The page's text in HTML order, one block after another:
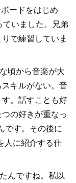
ードをはじめ
いました。兄弟
で練習していま
頃から音楽が大
キルがない。音
。話すことも好
の好きが重なっ
です。その後に
人に紹介する仕
んですね。私以